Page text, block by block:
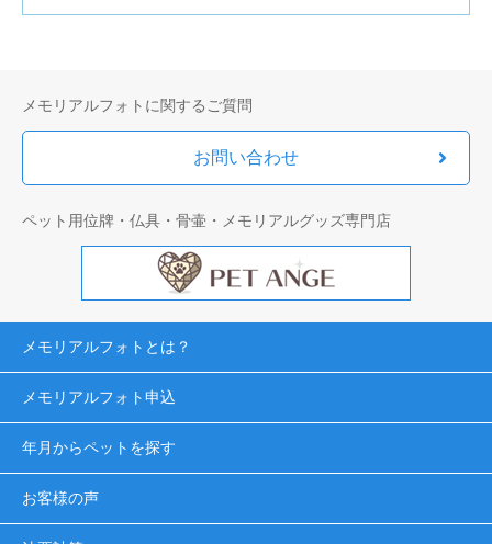
メモリアルフォトに関するご質問
お問い合わせ
ペット用位牌・仏具・骨壷・メモリアルグッズ専門店
メモリアルフォトとは？
メモリアルフォト申込
年月からペットを探す
お客様の声